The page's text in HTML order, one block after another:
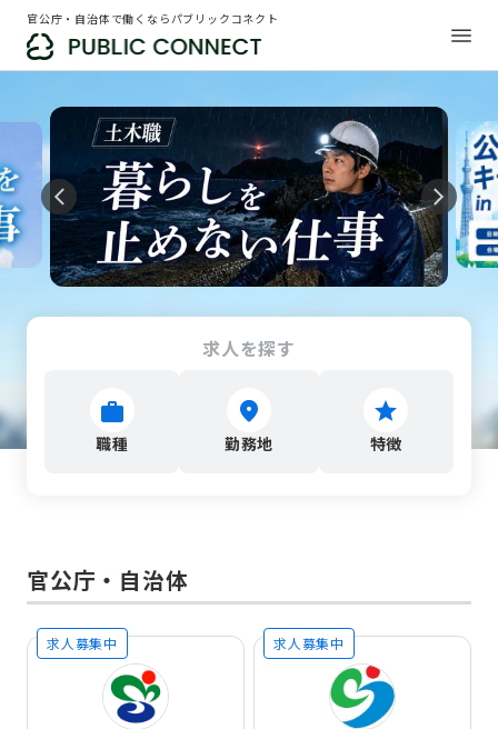
官公庁・自治体で働くならパブリックコネクト
求人を探す
職種 勤務地 特徴
官公庁・自治体
求人募集中 求人募集中